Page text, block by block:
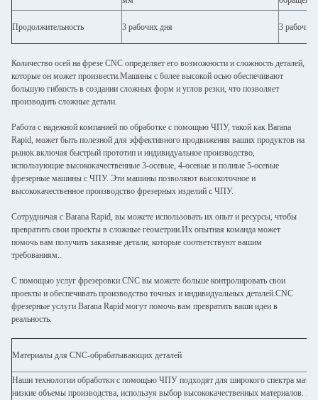
Продолжительность 3 рабочих дня 3 рабочих
Количество осей на фрезе CNC определяет его возможности и сложность деталей,
которые он может произвести.Машины с более высокой осью обеспечивают
большую гибкость в создании сложных форм и углов резки, что позволяет
производить сложные детали.
Работа с надежной компанией по обработке с помощью ЧПУ, такой как Barana
Rapid, может быть полезной для эффективного продвижения ваших продуктов на
рынок.включая быстрый прототип и индивидуальное производство,
использующие высококачественные 3-осевые, 4-осевые и полные 5-осевые
фрезерные машины с ЧПУ. Эти машины позволяют высокоточное и
высококачественное производство фрезерных изделий с ЧПУ.
Сотрудничая с Barana Rapid, вы можете использовать их опыт и ресурсы, чтобы
превратить свои проекты в сложные геометрии.Их опытная команда может
помочь вам получить заказные детали, которые соответствуют вашим
требованиям..
С помощью услуг фрезеровки CNC вы можете больше контролировать свои
проекты и обеспечивать производство точных и индивидуальных деталей.CNC
фрезерные услуги Barana Rapid могут помочь вам превратить ваши идеи в
реальность.
Материалы для CNC-обрабатывающих деталей
Наши технологии обработки с помощью ЧПУ подходят для широкого спектра
низкие объемы производства, используя выбор высококачественных материалов.